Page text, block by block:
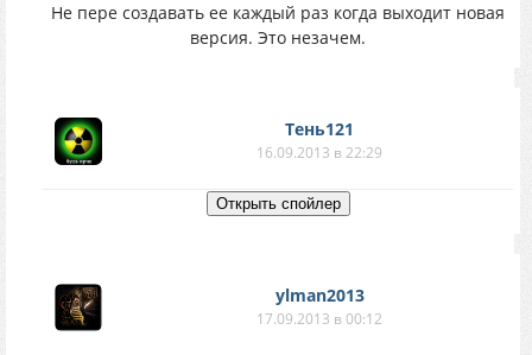
Не пере создавать ее каждый раз когда выходит новая
версия. Это незачем.
Тень121
16.09.2013 в 22:29
ylman2013
17.09.2013 в 00:12